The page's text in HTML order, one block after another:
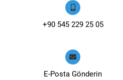
+90 545 229 25 05
E-Posta Gönderin